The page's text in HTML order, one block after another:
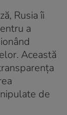
Rusia îi
a
Această
de